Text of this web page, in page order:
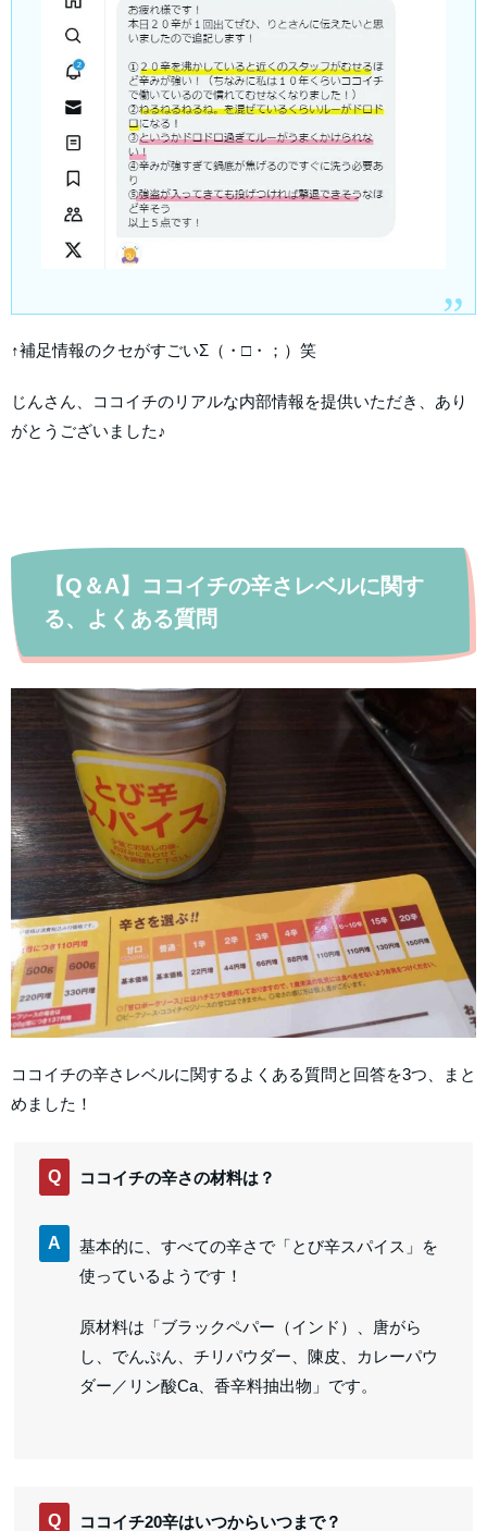
↑補足情報のクセがすごいΣ（・□・；）笑
じんさん、ココイチのリアルな内部情報を提供いただき、あり
がとうございました♪
【Q＆A】ココイチの辛さレベルに関す
る、よくある質問
ココイチの辛さレベルに関するよくある質問と回答を3つ、まと
めました！
Q ココイチの辛さの材料は？
A
基本的に、すべての辛さで「とび辛スパイス」を
使っているようです！
原材料は「ブラックペパー（インド）、唐がら
し、でんぷん、チリパウダー、陳皮、カレーパウ
ダー／リン酸Ca、香辛料抽出物」です。
Q ココイチ20辛はいつからいつまで？